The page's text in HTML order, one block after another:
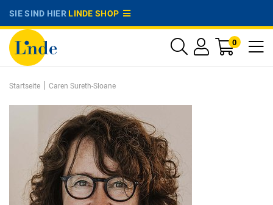
SIE SIND HIERLINDE SHOP
0
Startseite | Caren Sureth-Sloane